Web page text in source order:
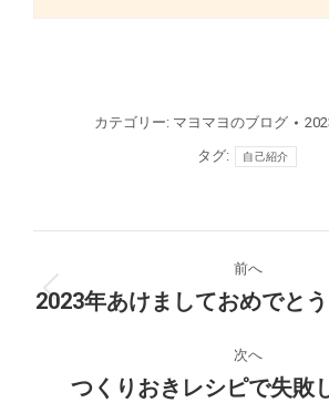
カテゴリー: マヨマヨのブログ
タグ: 自己紹介
稿
前へ
前
投
稿:
2023年あけましておめでと
次へ
次
つくりおきレシピで失敗